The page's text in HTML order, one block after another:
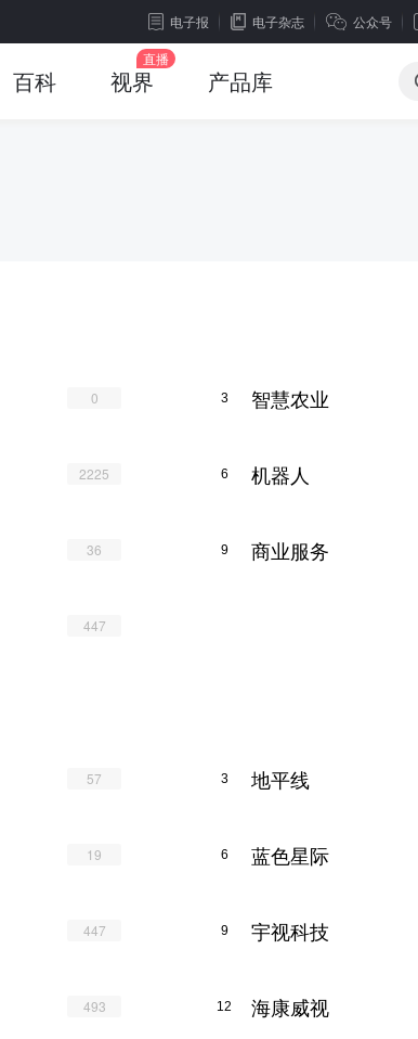
电子报 电子杂志 公众号
百科 视界 产品库
0 3 智慧农业
2225 6 机器人
36 9 商业服务
447
57 3 地平线
19 6 蓝色星际
447 9 宇视科技
493 12 海康威视